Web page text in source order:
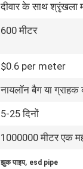
दीवार के साथ श्रृंखला
600 मीटर
$0.6 per meter
नायलॉन बैग या
5-25 दिनों
1000000 मीटर एक
झुक पाइप, esd pipe